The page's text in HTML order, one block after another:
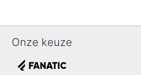
Onze keuze